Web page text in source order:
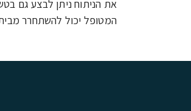
את הניתוח ניתן לבצע גם
המטופל יכול להשתחרר